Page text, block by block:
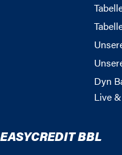
Dyn
Live
EASYCREDIT BBL